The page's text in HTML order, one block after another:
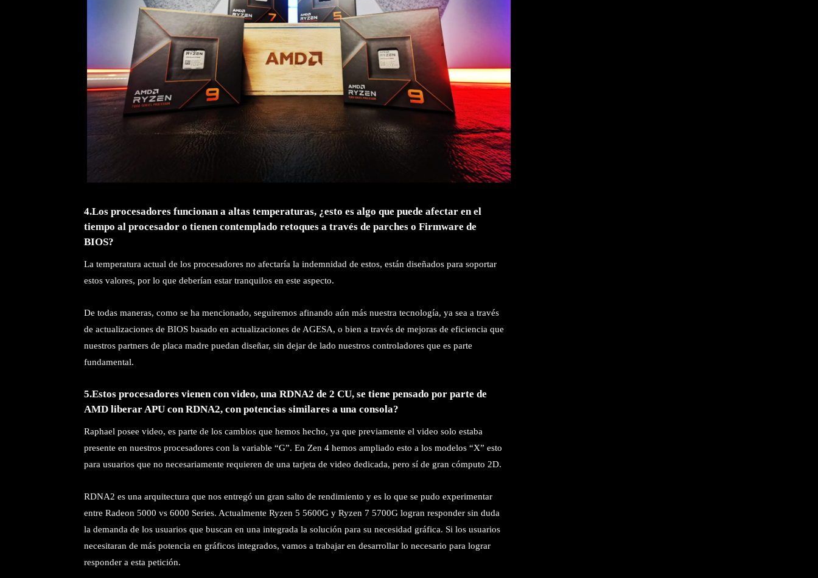
4.Los procesadores funcionan a altas temperaturas, ¿esto es algo que puede afectar en el
tiempo al procesador o tienen contemplado retoques a través de parches o Firmware de
BIOS?
La temperatura actual de los procesadores no afectaría la indemnidad de estos, están diseñados para soportar
estos valores, por lo que deberían estar tranquilos en este aspecto.
De todas maneras, como se ha mencionado, seguiremos afinando aún más nuestra tecnología, ya sea a través
de actualizaciones de BIOS basado en actualizaciones de AGESA, o bien a través de mejoras de eficiencia que
nuestros partners de placa madre puedan diseñar, sin dejar de lado nuestros controladores que es parte
fundamental.
5.Estos procesadores vienen con video, una RDNA2 de 2 CU, se tiene pensado por parte de
AMD liberar APU con RDNA2, con potencias similares a una consola?
Raphael posee video, es parte de los cambios que hemos hecho, ya que previamente el video solo estaba
presente en nuestros procesadores con la variable “G”. En Zen 4 hemos ampliado esto a los modelos “X” esto
para usuarios que no necesariamente requieren de una tarjeta de video dedicada, pero sí de gran cómputo 2D.
RDNA2 es una arquitectura que nos entregó un gran salto de rendimiento y es lo que se pudo experimentar
entre Radeon 5000 vs 6000 Series. Actualmente Ryzen 5 5600G y Ryzen 7 5700G logran responder sin duda
la demanda de los usuarios que buscan en una integrada la solución para su necesidad gráfica. Si los usuarios
necesitaran de más potencia en gráficos integrados, vamos a trabajar en desarrollar lo necesario para lograr
responder a esta petición.